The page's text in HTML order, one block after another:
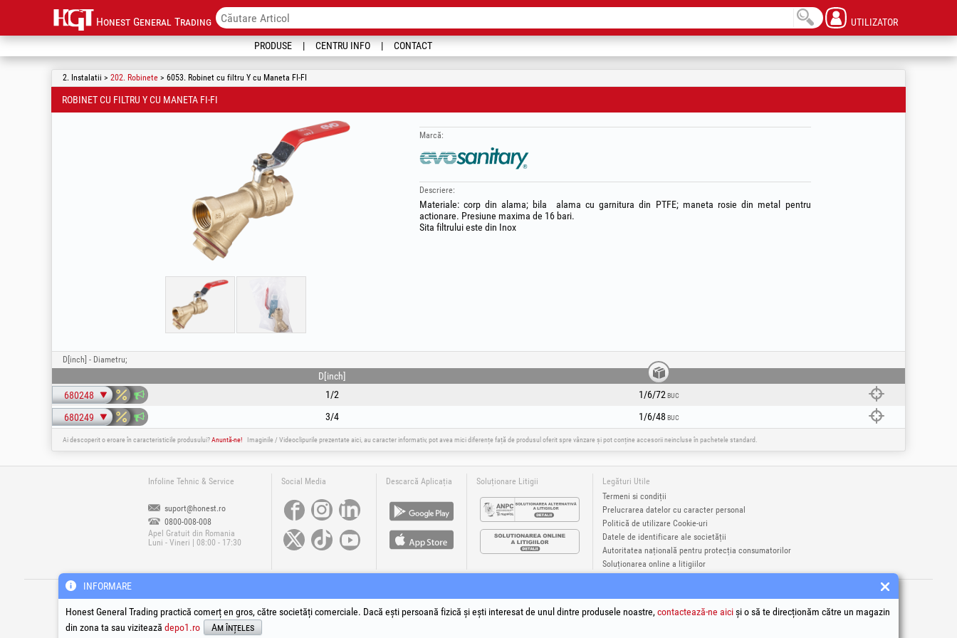
Honest General Trading UTILIZATOR
PRODUSE CENTRU INFO CONTACT
2. Instalatii > 202. Robinete > 6053. Robinet cu filtru Y cu Maneta FI-FI
ROBINET CU FILTRU Y CU MANETA FI-FI
Marcă:
Descriere:
Materiale: corp din alama; bila alama cu garnitura din PTFE; maneta rosie din metal pentru
actionare. Presiune maxima de 16 bari.
Sita filtrului este din Inox
D[inch] - Diametru;
D[inch]
680248
1/2 1/6/72 BUC
680249 3/4 1/6/48 BUC
Ai descoperit o eroare în caracteristicile produsului?Anuntă-ne! Imaginile / Videoclipurile prezentate aici, au caracter informativ, pot avea mici diferențe față de produsul oferit spre vânzare și pot conține accesorii neincluse în pachetele standard.
Infoline Tehnic & Service
suport@honest.ro
0800-008-008
Apel Gratuit din Romania
Luni - Vineri | 08:00 - 17:30
Social Media Descarcă Aplicația Soluționare Litigii
Legături Utile
Termeni si condiții
Prelucrarea datelor cu caracter personal
Politică de utilizare Cookie-uri
Datele de identificare ale societății
Autoritatea națională pentru protecția consumatorilor
Soluționarea online a litigiilor
INFORMARE
Honest General Trading practică comerț en gros, către societăți comerciale. Dacă ești persoană fizică și ești interesat de unul dintre produsele noastre, contactează-ne aiciși o să te direcționăm către un magazin
din zona ta sau vizitează depo1.ro Am înțeles